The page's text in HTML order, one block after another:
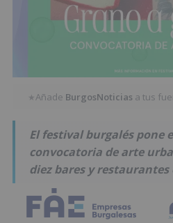
★Añade BurgosNoticias a tus
El festival burgalés pone
convocatoria de arte
diez bares y restaurantes